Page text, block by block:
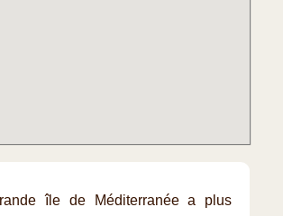
île de Méditerranée a plus